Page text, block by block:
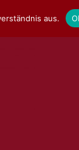
aus.